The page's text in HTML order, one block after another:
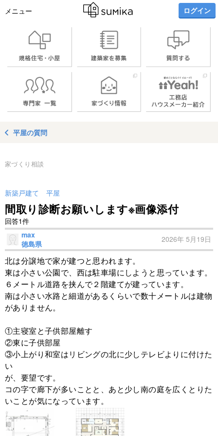
メニュー ログイン
平屋の質問
家づくり相談
新築戸建て 平屋
間取り診断お願いします※画像添付
回答1件
max
徳島県
2026年 5月19日
北は分譲地で家が建つと思われます。
東は小さい公園で、西は駐車場にしようと思っています。
６メートル道路を挟んで２階建てが建っています。
南は小さい水路と細道があるくらいで数十メートルは建物
がありません。
①主寝室と子供部屋離す
②東に子供部屋
③小上がり和室はリビングの北に少しテレビよりに付けた
い
が、要望です。
コの字で廊下が多いことと、あと少し南の庭を広くとりた
いことが気になっています。